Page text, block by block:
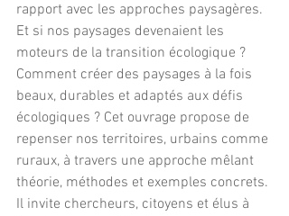
rapport avec les approches paysagères.
Et si nos paysages devenaient les
moteurs de la transition écologique ?
Comment créer des paysages à la fois
beaux, durables et adaptés aux défis
écologiques ? Cet ouvrage propose de
repenser nos territoires, urbains comme
ruraux, à travers une approche mêlant
théorie, méthodes et exemples concrets.
Il invite chercheurs, citoyens et élus à